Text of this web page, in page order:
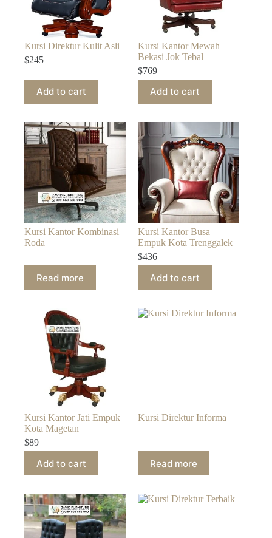
Kursi Direktur Kulit Asli
$245
Add to cart
Kursi Kantor Mewah
Bekasi Jok Tebal
$769
Add to cart
Kursi Kantor Kombinasi
Roda
Read more
Kursi Kantor Busa
Empuk Kota Trenggalek
$436
Add to cart
Kursi Kantor Jati Empuk
Kota Magetan
$89
Add to cart
Kursi Direktur Informa
Read more